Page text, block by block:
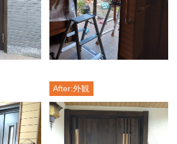
After:外観